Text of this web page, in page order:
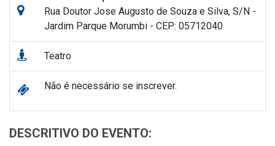
Rua Doutor Jose Augusto de Souza e Silva, S/N -
Jardim Parque Morumbi - CEP: 05712040
Teatro
Não é necessário se inscrever.
DESCRITIVO DO EVENTO: